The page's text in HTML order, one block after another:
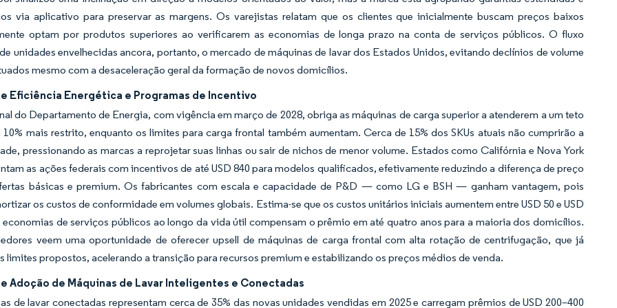
via aplicativo para preservar as margens. Os varejistas relatam que os clientes que inicialmente buscam preços baixos
optam por produtos superiores ao verificarem as economias de longa prazo na conta de serviços públicos. O fluxo
unidades envelhecidas ancora, portanto, o mercado de máquinas de lavar dos Estados Unidos, evitando declínios de volume
mesmo com a desaceleração geral da formação de novos domicílios.
Eficiência Energética e Programas de Incentivo
do Departamento de Energia, com vigência em março de 2028, obriga as máquinas de carga superior a atenderem a um teto
10% mais restrito, enquanto os limites para carga frontal também aumentam. Cerca de 15% dos SKUs atuais não cumprirão a
pressionando as marcas a reprojetar suas linhas ou sair de nichos de menor volume. Estados como Califórnia e Nova York
as ações federais com incentivos de até USD 840 para modelos qualificados, efetivamente reduzindo a diferença de preço
básicas e premium. Os fabricantes com escala e capacidade de P&D — como LG e BSH — ganham vantagem, pois
os custos de conformidade em volumes globais. Estima-se que os custos unitários iniciais aumentem entre USD 50 e USD
economias de serviços públicos ao longo da vida útil compensam o prêmio em até quatro anos para a maioria dos domicílios.
veem uma oportunidade de oferecer upsell de máquinas de carga frontal com alta rotação de centrifugação, que já
limites propostos, acelerando a transição para recursos premium e estabilizando os preços médios de venda.
Adoção de Máquinas de Lavar Inteligentes e Conectadas
de lavar conectadas representam cerca de 35% das novas unidades vendidas em 2025 e carregam prêmios de USD 200–400